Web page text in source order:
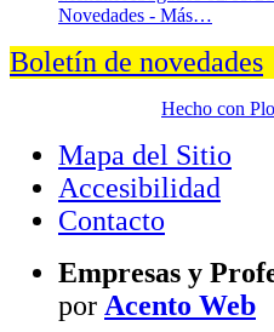
Novedades - Más…
Boletín de novedades
Hecho con
Mapa del Sitio
Accesibilidad
Contacto
Empresas y
por Acento Web